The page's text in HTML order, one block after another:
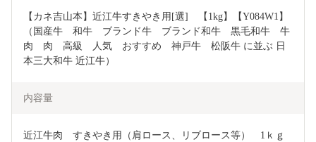
【カネ吉山本】近江牛すきやき用[選]　【1kg】【Y084W1】
（国産牛　和牛　ブランド牛　ブランド和牛　黒毛和牛　牛
肉　肉　高級　人気　おすすめ　神戸牛　松阪牛 に並ぶ 日
本三大和牛 近江牛）
内容量
近江牛肉　すきやき用（肩ロース、リブロース等）　1ｋｇ